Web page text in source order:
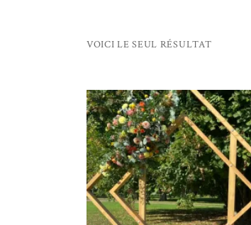
VOICI LE SEUL RÉSULTAT
AJOUTER AU DEVIS